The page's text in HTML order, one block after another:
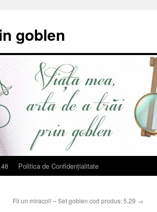
goblen
Politica de Confidențialitate
Fii un miracol! – Set goblen cod produs: 5.29 →